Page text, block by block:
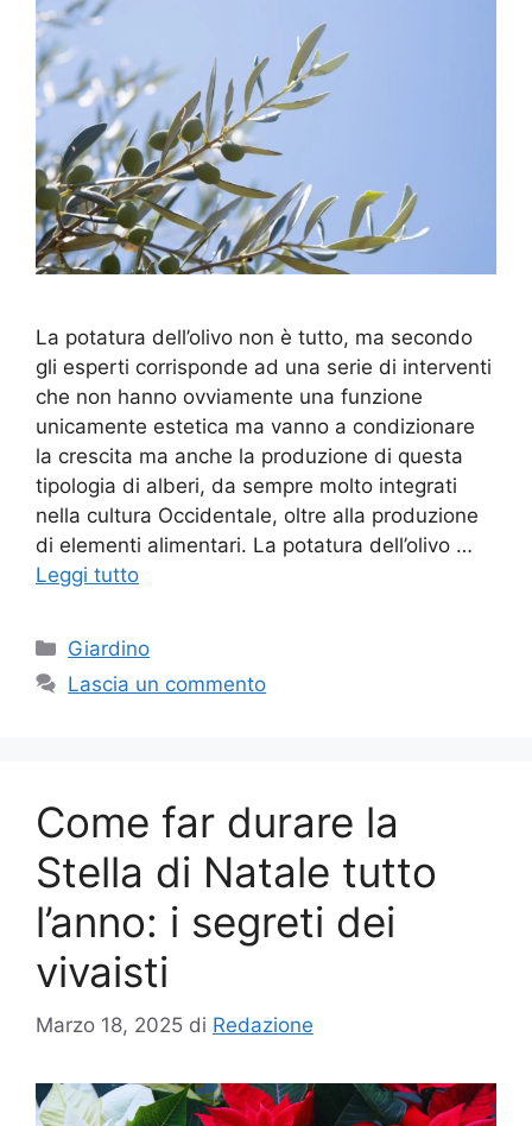
La potatura dell’olivo non è tutto, ma secondo
gli esperti corrisponde ad una serie di interventi
che non hanno ovviamente una funzione
unicamente estetica ma vanno a condizionare
la crescita ma anche la produzione di questa
tipologia di alberi, da sempre molto integrati
nella cultura Occidentale, oltre alla produzione
di elementi alimentari. La potatura dell’olivo …
Leggi tutto
Categorie
Giardino
Lascia un commento
Come far durare la
Stella di Natale tutto
l’anno: i segreti dei
vivaisti
Marzo 18, 2025 di Redazione